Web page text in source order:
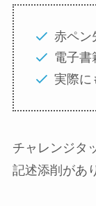
赤ペン
電子書
実際に
チャレンジタ
記述添削があ